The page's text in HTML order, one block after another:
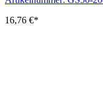
16,76 €*